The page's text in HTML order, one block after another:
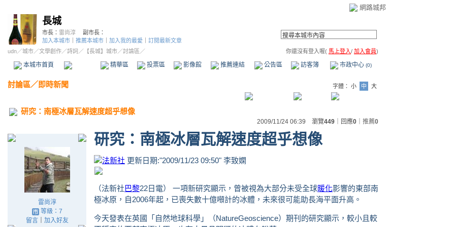
網路城邦
長城
市長： 雷尚淳
副市長：
加入本城市
推薦本城市 加入我的最愛
訂閱最新文章
udn／城市／文學創作／詩詞 ／ 【長城】城市／討論區／ 你還沒有登入喔( 馬上登入/ 加入會員)
本城市首頁 精華區 投票區 影像館 推薦連結 公告區 訪客簿 市政中心 (0)
討論區／ 即時新聞 字體： 小 中 大
研究：南極冰層瓦解速度超乎想像
2009/11/24 06:39 瀏覽449 ｜回應0 推薦0
雷尚淳
等級：7
留言｜ 加入好友
研究：南極冰層瓦解速度超乎想像
更新日期: 2009/11/23 09:50 李致嫻
（法新社 巴黎22日電） 一項新研究顯示，曾被視為大部分未受全球暖化影響的東部南
極冰原，自2006年起，已喪失數十億噸計的冰體，未來很可能助長海平面升高。
今天發表在英國「自然地球科學」（NatureGeoscience）期刊的研究顯示，較小且較